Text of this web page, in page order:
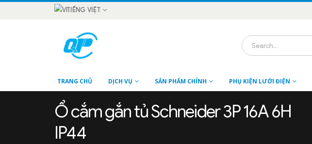
TIẾNG VIỆT
TRANG CHỦ DỊCH VỤ SẢN PHẨM CHÍNH PHỤ KIỆN LƯỚI ĐIỆN
Ổ cắm gắn tủ Schneider 3P 16A 6H
IP44